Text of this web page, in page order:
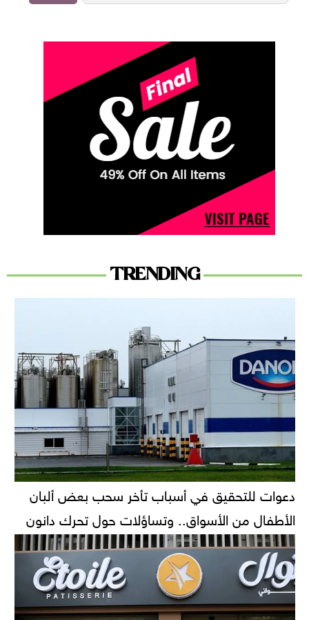
TRENDING
دعوات للتحقيق في أسباب تأخر سحب بعض ألبان
الأطفال من الأسواق.. وتساؤلات حول تحرك دانون